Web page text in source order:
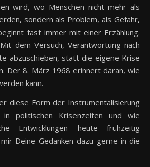
wird, wo Menschen nicht mehr als
sondern als Problem, als Gefahr,
fast immer mit einer Erzählung.
dem Versuch, Verantwortung nach
abzuschieben, statt die eigene Krise
Der 8. März 1968 erinnert daran, wie
kann.
diese Form der Instrumentalisierung
in politischen Krisenzeiten und wie
Entwicklungen heute frühzeitig
Deine Gedanken dazu gerne in die